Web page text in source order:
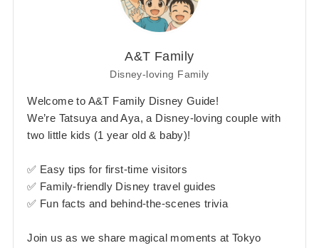
A&T Family
Disney-loving Family
Welcome to A&T Family Disney Guide!
We’re Tatsuya and Aya, a Disney-loving couple with
two little kids (1 year old & baby)!
✅ Easy tips for first-time visitors
✅ Family-friendly Disney travel guides
✅ Fun facts and behind-the-scenes trivia
Join us as we share magical moments at Tokyo